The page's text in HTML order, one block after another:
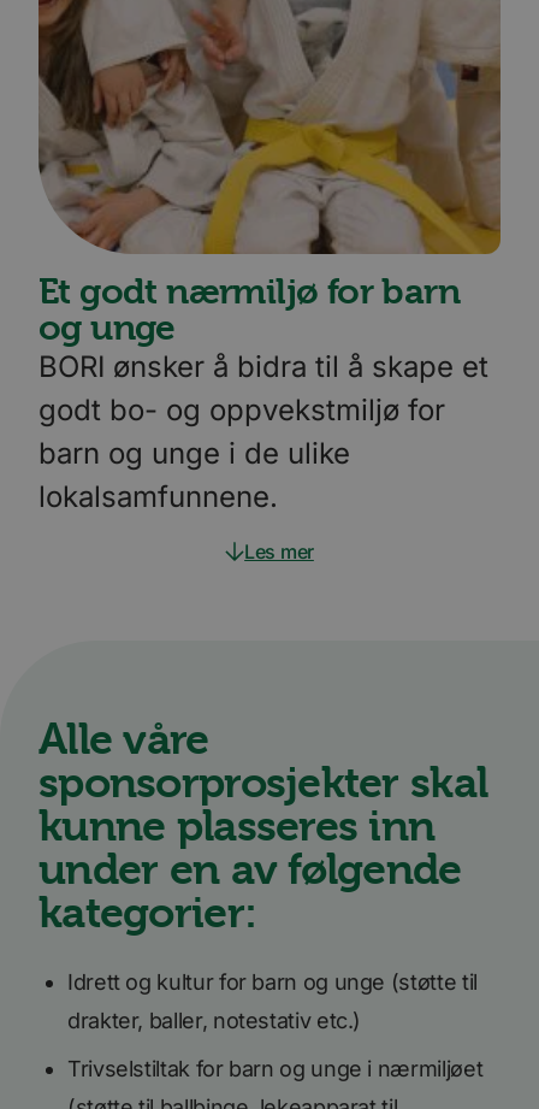
Et godt nærmiljø for barn
og unge
BORI ønsker å bidra til å skape et
godt bo- og oppvekstmiljø for
barn og unge i de ulike
lokalsamfunnene.
Les mer
Alle våre
sponsorprosjekter skal
kunne plasseres inn
under en av følgende
kategorier:
Idrett og kultur for barn og unge (støtte til
drakter, baller, notestativ etc.)
Trivselstiltak for barn og unge i nærmiljøet